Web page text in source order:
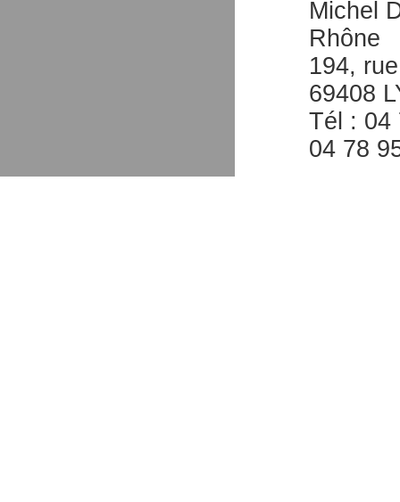
Michel
Rhône
194,
69408
Tél : 04
04 78